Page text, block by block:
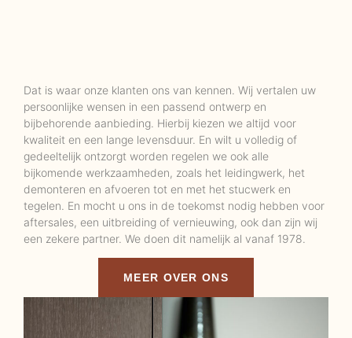
Dat is waar onze klanten ons van kennen. Wij vertalen uw
persoonlijke wensen in een passend ontwerp en
bijbehorende aanbieding. Hierbij kiezen we altijd voor
kwaliteit en een lange levensduur. En wilt u volledig of
gedeeltelijk ontzorgt worden regelen we ook alle
bijkomende werkzaamheden, zoals het leidingwerk, het
demonteren en afvoeren tot en met het stucwerk en
tegelen. En mocht u ons in de toekomst nodig hebben voor
aftersales, een uitbreiding of vernieuwing, ook dan zijn wij
een zekere partner. We doen dit namelijk al vanaf 1978.
MEER OVER ONS